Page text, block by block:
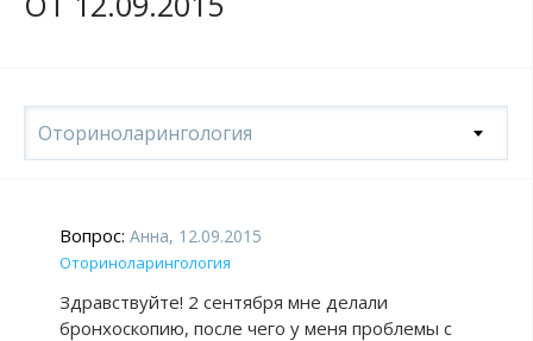
Оториноларингология
Вопрос: Анна, 12.09.2015
Оториноларингология
Здравствуйте! 2 сентября мне делали
бронхоскопию, после чего у меня проблемы с